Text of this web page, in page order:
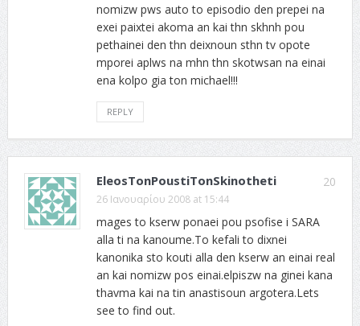
nomizw pws auto to episodio den prepei na
exei paixtei akoma an kai thn skhnh pou
pethainei den thn deixnoun sthn tv opote
mporei aplws na mhn thn skotwsan na einai
ena kolpo gia ton michael!!!
REPLY
20
EleosTonPoustiTonSkinotheti
26 Ιανουαρίου 2008 at 15:44
mages to kserw ponaei pou psofise i SARA
alla ti na kanoume.To kefali to dixnei
kanonika sto kouti alla den kserw an einai real
an kai nomizw pos einai.elpiszw na ginei kana
thavma kai na tin anastisoun argotera.Lets
see to find out.